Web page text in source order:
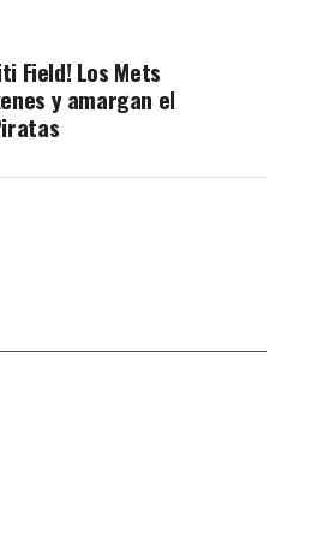
Field! Los Mets
y amargan el